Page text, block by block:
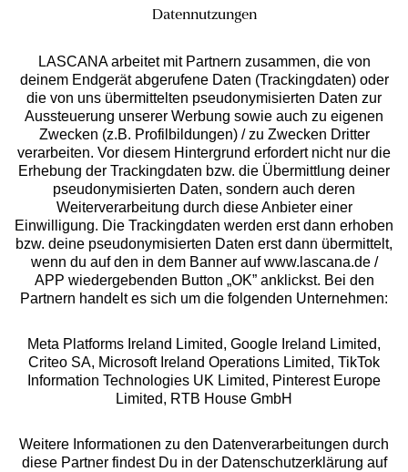
Services
Beratung
Über uns
Rechtliches
Alle Preise inkl. MwSt., zzgl.
Versandkosten
** Bonität vorausgesetzt, berechtigt zur Bonitätsprüfung
Datennutzungen
LASCANA arbeitet mit Partnern zusammen, die von
deinem Endgerät abgerufene Daten (Trackingdaten) oder
die von uns übermittelten pseudonymisierten Daten zur
Aussteuerung unserer Werbung sowie auch zu eigenen
Zwecken (z.B. Profilbildungen) / zu Zwecken Dritter
verarbeiten. Vor diesem Hintergrund erfordert nicht nur die
Erhebung der Trackingdaten bzw. die Übermittlung deiner
pseudonymisierten Daten, sondern auch deren
Weiterverarbeitung durch diese Anbieter einer
Einwilligung. Die Trackingdaten werden erst dann erhoben
bzw. deine pseudonymisierten Daten erst dann übermittelt,
wenn du auf den in dem Banner auf www.lascana.de /
APP wiedergebenden Button „OK” anklickst. Bei den
Partnern handelt es sich um die folgenden Unternehmen:
Meta Platforms Ireland Limited, Google Ireland Limited,
Criteo SA, Microsoft Ireland Operations Limited, TikTok
Information Technologies UK Limited, Pinterest Europe
Limited, RTB House GmbH
Weitere Informationen zu den Datenverarbeitungen durch
diese Partner findest Du in der Datenschutzerklärung auf